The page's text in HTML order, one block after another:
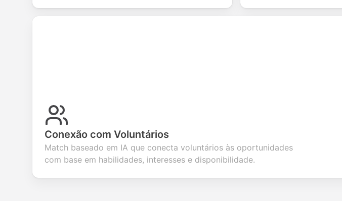
Conexão com Voluntários
Match baseado em IA que conecta voluntários às oportunidades
com base em habilidades, interesses e disponibilidade.